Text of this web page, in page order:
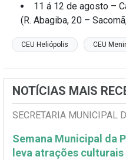
11 á 12 de agosto –
(R. Abagiba, 20 –
CEU Heliópolis CEU
NOTÍCIAS MAIS
SECRETARIA MUNICIPAL
Semana Municipal da
leva atrações culturais